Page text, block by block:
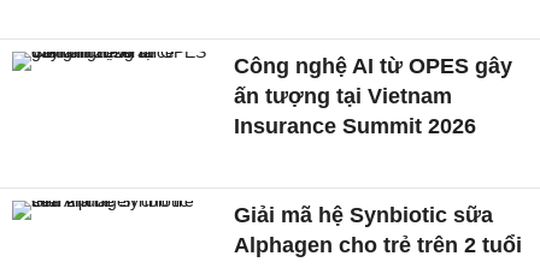
Công nghệ AI từ OPES gây
ấn tượng tại Vietnam
Insurance Summit 2026
Giải mã hệ Synbiotic sữa
Alphagen cho trẻ trên 2 tuổi